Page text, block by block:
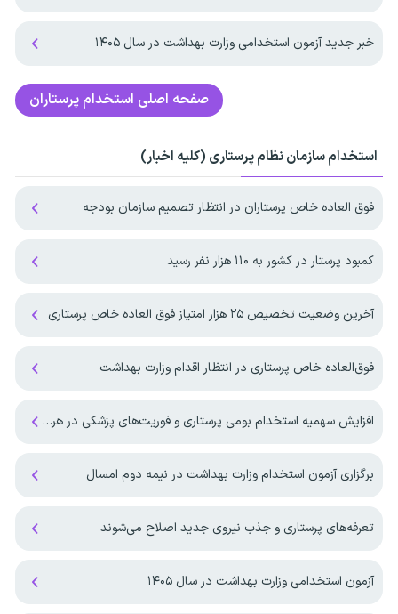
خبر جدید آزمون استخدامی وزارت بهداشت در سال ۱۴۰۵
صفحه اصلی استخدام پرستاران
استخدام سازمان نظام پرستاری (کلیه اخبار)
فوق العاده خاص پرستاران در انتظار تصمیم سازمان بودجه
کمبود پرستار در کشور به ۱۱۰ هزار نفر رسید
آخرین وضعیت تخصیص ۲۵ هزار امتیاز فوق العاده خاص پرستاری
فوق‌العاده خاص پرستاری در انتظار اقدام وزارت بهداشت
افزایش سهمیه استخدام بومی پرستاری و فوریت‌های پزشکی در هرمزگان
برگزاری آزمون استخدام وزارت بهداشت در نیمه دوم امسال
تعرفه‌های پرستاری و جذب نیروی جدید اصلاح می‌شوند
آزمون استخدامی وزارت بهداشت در سال ۱۴۰۵